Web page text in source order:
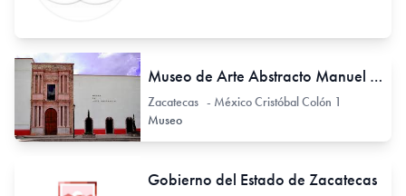
Museo de Arte Abstracto Manuel Felguérez
Zacatecas - México Cristóbal Colón 1
Museo
Gobierno del Estado de Zacatecas